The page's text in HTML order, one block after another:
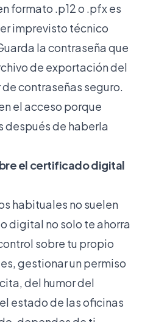
formato .p12 o .pfx es
imprevisto técnico
la contraseña que
de exportación del
contraseñas seguro.
el acceso porque
después de haberla
el certificado digital
habituales no suelen
digital no solo te ahorra
sobre tu propio
gestionar un permiso
del humor del
estado de las oficinas